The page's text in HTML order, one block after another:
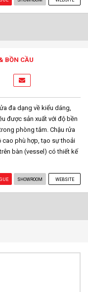
BỒN CẦU
đa dạng về kiểu dáng,
được sản xuất với độ bền
phòng tắm. Chậu rửa
phù hợp, tạo sự thoải
bàn (vessel) có thiết kế
SHOWROOM WEBSITE